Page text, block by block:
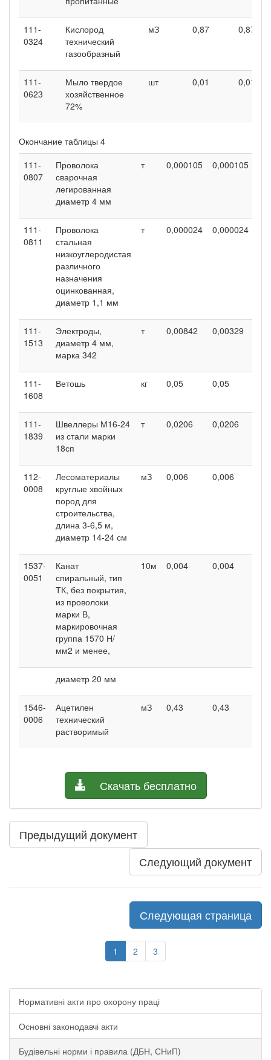
111-
0324
Кислород
технический
газообразный
мЗ 0,87 0,87
111-
0623
Мыло твердое
хозяйственное
72%
шт 0,01 0,01
Окончание таблицы 4
111-
0807
Проволока
сварочная
легированная
диаметр 4 мм
т 0,000105 0,000105
111-
0811
Проволока
стальная
низкоуглеродистая
различного
назначения
оцинкованная,
диаметр 1,1 мм
т 0,000024 0,000024
111-
1513
Электроды,
диаметр 4 мм,
марка 342
т 0,00842 0,00329
111-
1608
Ветошь кг 0,05 0,05
111-
1839
Швеллеры М16-24
из стали марки
18сп
т 0,0206 0,0206
112-
0008
Лесоматериалы
круглые хвойных
пород для
строительства,
длина 3-6,5 м,
диаметр 14-24 см
мЗ 0,006 0,006
1537-
0051
Канат
спиральный, тип
ТК, без покрытия,
из проволоки
марки В,
маркировочная
группа 1570 Н/
мм2 и менее,
10м 0,004 0,004
диаметр 20 мм
1546-
0006
Ацетилен
технический
растворимый
мЗ 0,43 0,43
Скачать бесплатно
Предыдущий документ
Следующий документ
Следующая страница
1 2 3
Нормативні акти про охорону праці
Основні законодавчі акти
Будівельні норми і правила (ДБН, СНиП)